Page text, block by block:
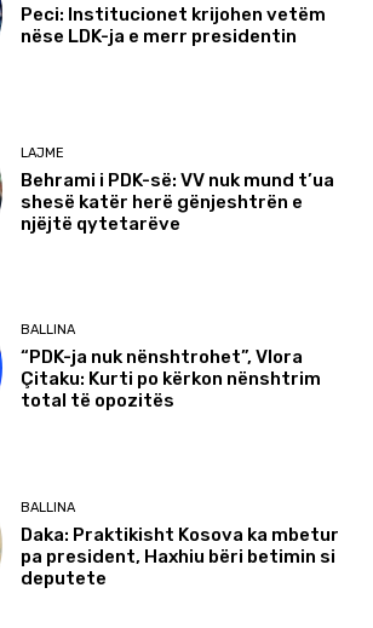
Peci: Institucionet krijohen vetëm
nëse LDK-ja e merr presidentin
LAJME
Behrami i PDK-së: VV nuk mund t’ua
shesë katër herë gënjeshtrën e
njëjtë qytetarëve
BALLINA
“PDK-ja nuk nënshtrohet”, Vlora
Çitaku: Kurti po kërkon nënshtrim
total të opozitës
BALLINA
Daka: Praktikisht Kosova ka mbetur
pa president, Haxhiu bëri betimin si
deputete